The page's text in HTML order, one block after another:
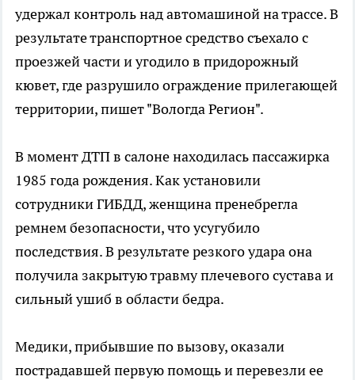
удержал контроль над автомашиной на трассе. В
результате транспортное средство съехало с
проезжей части и угодило в придорожный
кювет, где разрушило ограждение прилегающей
территории, пишет "Вологда Регион".
В момент ДТП в салоне находилась пассажирка
1985 года рождения. Как установили
сотрудники ГИБДД, женщина пренебрегла
ремнем безопасности, что усугубило
последствия. В результате резкого удара она
получила закрытую травму плечевого сустава и
сильный ушиб в области бедра.
Медики, прибывшие по вызову, оказали
пострадавшей первую помощь и перевезли ее